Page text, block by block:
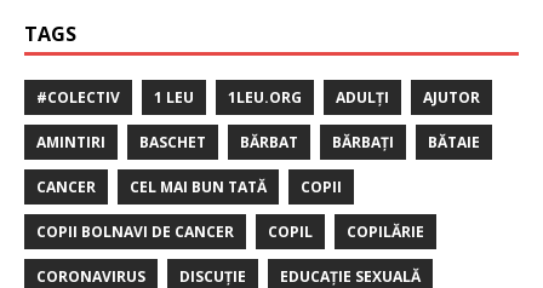
TAGS
#COLECTIV 1 LEU 1LEU.ORG ADULȚI AJUTOR
AMINTIRI BASCHET BĂRBAT BĂRBAȚI BĂTAIE
CANCER CEL MAI BUN TATĂ COPII
COPII BOLNAVI DE CANCER COPIL COPILĂRIE
CORONAVIRUS DISCUȚIE EDUCAȚIE SEXUALĂ